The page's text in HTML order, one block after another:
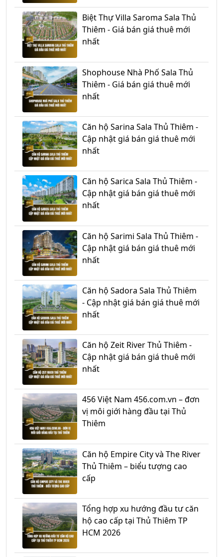
Biệt Thự Villa Saroma Sala Thủ
Thiêm - Giá bán giá thuê mới
nhất
Shophouse Nhà Phố Sala Thủ
Thiêm - Giá bán giá thuê mới
nhất
Căn hộ Sarina Sala Thủ Thiêm -
Cập nhật giá bán giá thuê mới
nhất
Căn hộ Sarica Sala Thủ Thiêm -
Cập nhật giá bán giá thuê mới
nhất
Căn hộ Sarimi Sala Thủ Thiêm -
Cập nhật giá bán giá thuê mới
nhất
Căn hộ Sadora Sala Thủ Thiêm
- Cập nhật giá bán giá thuê mới
nhất
Căn hộ Zeit River Thủ Thiêm -
Cập nhật giá bán giá thuê mới
nhất
456 Việt Nam 456.com.vn – đơn
vị môi giới hàng đầu tại Thủ
Thiêm
Căn hộ Empire City và The River
Thủ Thiêm – biểu tượng cao
cấp
Tổng hợp xu hướng đầu tư căn
hộ cao cấp tại Thủ Thiêm TP
HCM 2026